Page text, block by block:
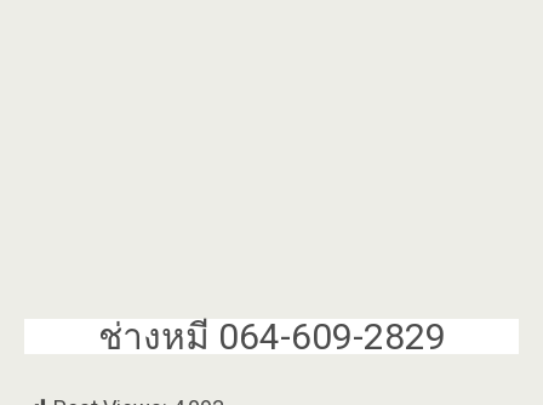
ช่างหมี 064-609-2829